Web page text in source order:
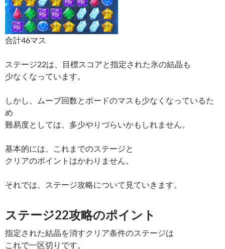
合計46マス
ステージ22は、目標スコアと指定された氷の結晶も
少なくなっています。
しかし、ムーブ回数とボードのマスも少なくなっているた
め
難易度としては、多少やりづらいかもしれません。
基本的には、これまでのステージと
クリアのポイントはかわりません。
それでは、ステージ攻略について見ていきます。
ステージ22攻略のポイント
指定された結晶を消すクリア条件のステージは
これで一区切りです。